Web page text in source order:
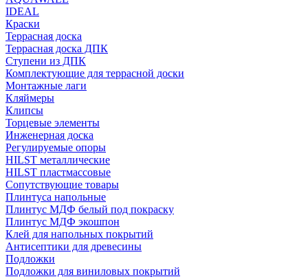
IDEAL
Краски
Террасная доска
Террасная доска ДПК
Ступени из ДПК
Комплектующие для террасной доски
Монтажные лаги
Кляймеры
Клипсы
Торцевые элементы
Инженерная доска
Регулируемые опоры
HILST металлические
HILST пластмассовые
Сопутствующие товары
Плинтуса напольные
Плинтус МДФ белый под покраску
Плинтус МДФ экошпон
Клей для напольных покрытий
Антисептики для древесины
Подложки
Подложки для виниловых покрытий